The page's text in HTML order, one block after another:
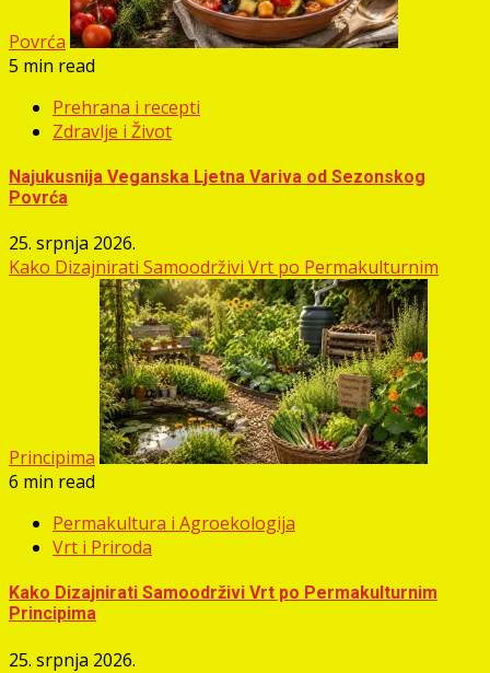
Povrća
5 min read
Prehrana i recepti
Zdravlje i Život
Najukusnija Veganska Ljetna Variva od Sezonskog
Povrća
25. srpnja 2026.
Kako Dizajnirati Samoodrživi Vrt po Permakulturnim
Principima
6 min read
Permakultura i Agroekologija
Vrt i Priroda
Kako Dizajnirati Samoodrživi Vrt po Permakulturnim
Principima
25. srpnja 2026.